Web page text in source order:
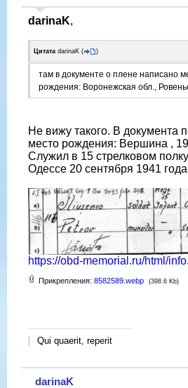
darinaK,
Цитата darinaK ( )
там в документе о плене написано
рождения: Воронежская обл.,
Не вижу такого. В документа
место рождения: Вершина ,
Служил в 15 стрелковом
Одессе 20 сентября 1941 года
https://obd-memorial.ru/html/
Прикрепления: 8582589.webp (398.6 Kb)
Qui quaerit, reperit
darinaK